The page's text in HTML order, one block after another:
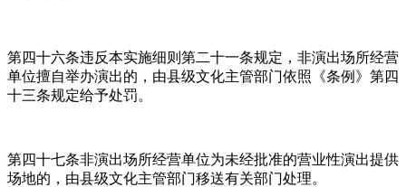
第四十六条违反本实施细则第二十一条规定，非演出场所经营
单位擅自举办演出的，由县级文化主管部门依照《条例》第四
十三条规定给予处罚。
第四十七条非演出场所经营单位为未经批准的营业性演出提供
场地的，由县级文化主管部门移送有关部门处理。